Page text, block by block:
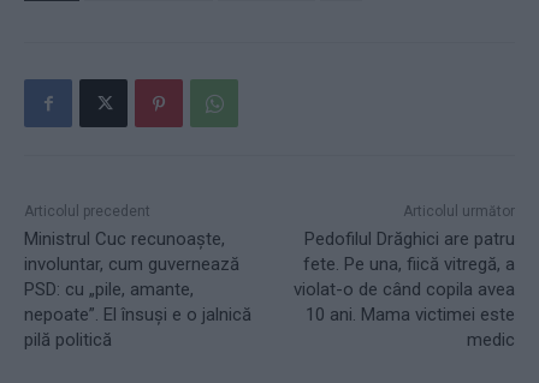
Articolul precedent
Ministrul Cuc recunoaște,
involuntar, cum guvernează
PSD: cu „pile, amante,
nepoate”. El însuși e o jalnică
pilă politică
Articolul următor
Pedofilul Drăghici are patru
fete. Pe una, fiică vitregă, a
violat-o de când copila avea
10 ani. Mama victimei este
medic